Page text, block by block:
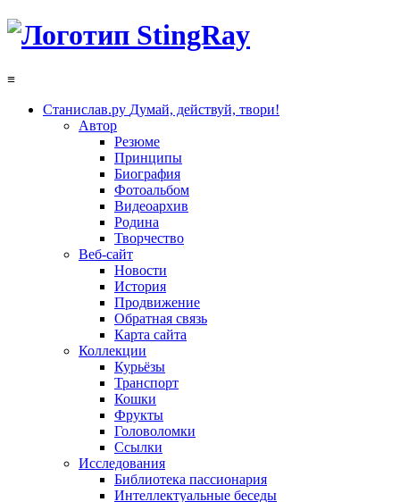
≡
Станислав.ру Думай, действуй, твори!
Автор
Резюме
Принципы
Биография
Фотоальбом
Видеоархив
Родина
Творчество
Веб-сайт
Новости
История
Продвижение
Обратная связь
Карта сайта
Коллекции
Курьёзы
Транспорт
Кошки
Фрукты
Головоломки
Ссылки
Исследования
Библиотека пассионария
Интеллектуальные беседы